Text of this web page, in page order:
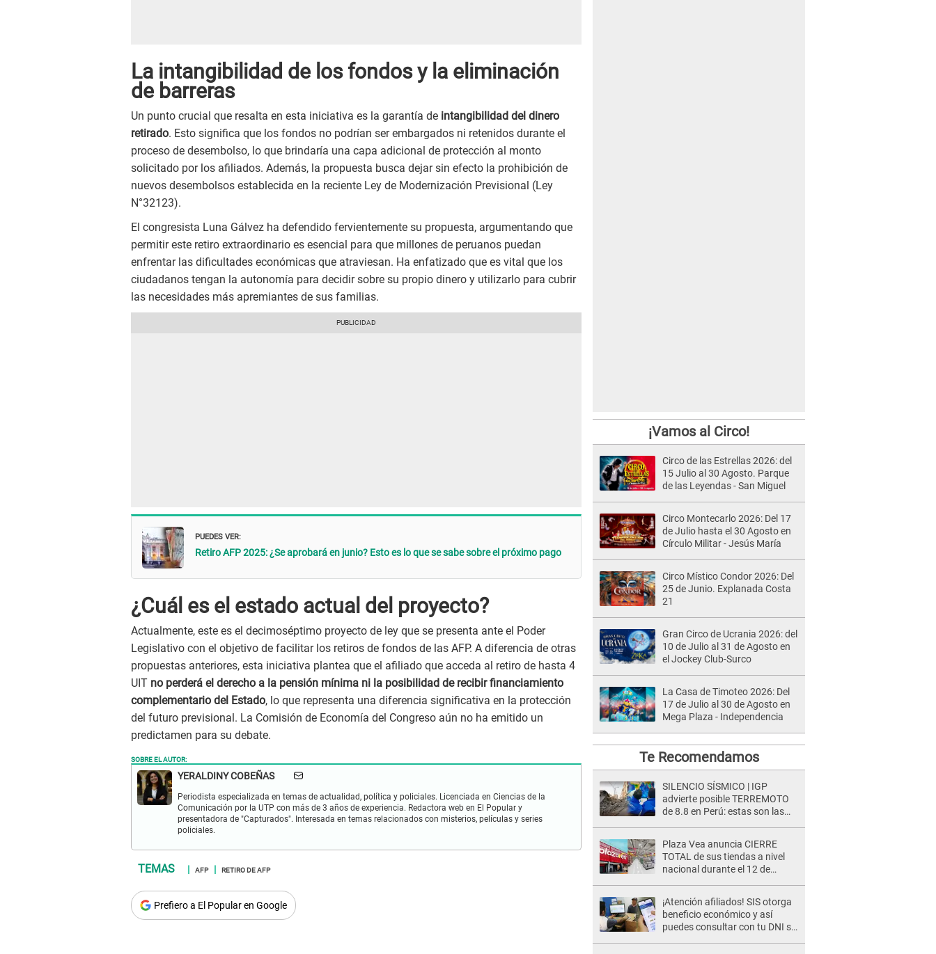
La intangibilidad de los fondos y la eliminación
de barreras
Un punto crucial que resalta en esta iniciativa es la garantía de intangibilidad del dinero
retirado. Esto significa que los fondos no podrían ser embargados ni retenidos durante el
proceso de desembolso, lo que brindaría una capa adicional de protección al monto
solicitado por los afiliados. Además, la propuesta busca dejar sin efecto la prohibición de
nuevos desembolsos establecida en la reciente Ley de Modernización Previsional (Ley
N°32123).
El congresista Luna Gálvez ha defendido fervientemente su propuesta, argumentando que
permitir este retiro extraordinario es esencial para que millones de peruanos puedan
enfrentar las dificultades económicas que atraviesan. Ha enfatizado que es vital que los
ciudadanos tengan la autonomía para decidir sobre su propio dinero y utilizarlo para cubrir
las necesidades más apremiantes de sus familias.
PUEDES VER:
Retiro AFP 2025: ¿Se aprobará en junio? Esto es lo que se sabe sobre el próximo pago
¿Cuál es el estado actual del proyecto?
Actualmente, este es el decimoséptimo proyecto de ley que se presenta ante el Poder
Legislativo con el objetivo de facilitar los retiros de fondos de las AFP. A diferencia de otras
propuestas anteriores, esta iniciativa plantea que el afiliado que acceda al retiro de hasta 4
UIT no perderá el derecho a la pensión mínima ni la posibilidad de recibir financiamiento
complementario del Estado, lo que representa una diferencia significativa en la protección
del futuro previsional. La Comisión de Economía del Congreso aún no ha emitido un
predictamen para su debate.
SOBRE EL AUTOR:
YERALDINY COBEÑAS
Periodista especializada en temas de actualidad, política y policiales. Licenciada en Ciencias de la
Comunicación por la UTP con más de 3 años de experiencia. Redactora web en El Popular y
presentadora de "Capturados". Interesada en temas relacionados con misterios, películas y series
policiales.
AFP RETIRO DE AFP
Prefiero a El Popular en Google
¡Vamos al Circo!
Circo de las Estrellas 2026: del
15 Julio al 30 Agosto. Parque
de las Leyendas - San Miguel
Circo Montecarlo 2026: Del 17
de Julio hasta el 30 Agosto en
Círculo Militar - Jesús María
Circo Místico Condor 2026: Del
25 de Junio. Explanada Costa
21
Gran Circo de Ucrania 2026: del
10 de Julio al 31 de Agosto en
el Jockey Club-Surco
La Casa de Timoteo 2026: Del
17 de Julio al 30 de Agosto en
Mega Plaza - Independencia
Te Recomendamos
SILENCIO SÍSMICO | IGP
advierte posible TERREMOTO
de 8.8 en Perú: estas son las
Plaza Vea anuncia CIERRE
TOTAL de sus tiendas a nivel
nacional durante el 12 de
¡Atención afiliados! SIS otorga
beneficio económico y así
puedes consultar con tu DNI si